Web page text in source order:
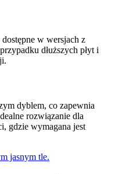
w wersjach z
dłuższych płyt i
dyblem, co zapewnia
rozwiązanie dla
gdzie wymagana jest